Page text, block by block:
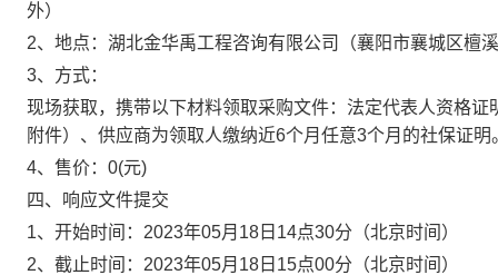
外）
2、地点： 湖北金华禹工程咨询有限公司（襄阳市襄城区檀
3、方式：
现场获取，携带以下材料领取采购文件：法定代表人资格
附件）、供应商为领取人缴纳近6个月任意3个月的社保证明
4、售价： 0(元)
四、响应文件提交
1、开始时间： 2023年05月18日14点30分 （北京时间）
2、截止时间： 2023年05月18日15点00分 （北京时间）